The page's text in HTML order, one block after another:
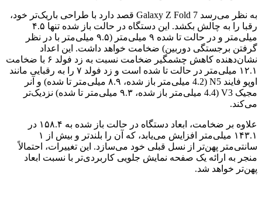
به نظر می‌رسد Galaxy Z Fold 7 قصد دارد با طراحی باریک‌تر خود،
رقبا را به چالش بکشد. این دستگاه در حالت باز شده تنها ۴.۵
میلی‌متر و در حالت تا شده ۹ میلی‌متر (۹.۵ میلی‌متر با در نظر
گرفتن برجستگی دوربین) ضخامت خواهد داشت. این اعداد
نشان‌دهنده کاهش چشمگیر ضخامت نسبت به زد فولد ۶ با ضخامت
۱۲.۱ میلی‌متر در حالت تا شده است و زد فولد ۷ را به رقبایی مانند
اوپو فایند N5 (4.2 میلی‌متر باز شده، ۸.۹ میلی‌متر تا شده) و آنر
مجیک V3 (4.4 میلی‌متر باز شده، ۹.۳ میلی‌متر تا شده) نزدیک‌تر
می‌کند.
علاوه بر ضخامت، ابعاد دستگاه در حالت باز شده به ۱۵۸.۴ در
۱۴۳.۱ میلی‌متر افزایش می‌یابد، که آن را بلندتر و بیش از ۱
سانتی‌متر پهن‌تر از نسل قبلی خود می‌سازد. این تغییرات، احتمالاً
منجر به ارائه یک صفحه نمایش جلویی کاربردی‌تر با نسبت ابعاد
پهن‌تر خواهد شد.